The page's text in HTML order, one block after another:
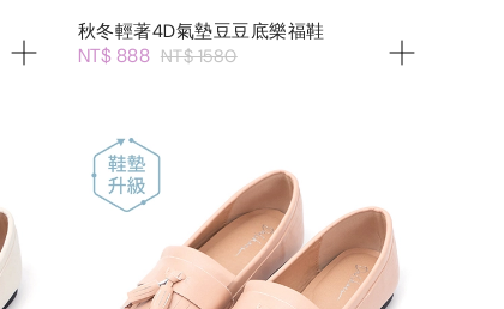
秋冬輕著4D氣墊豆豆底樂福鞋
NT$ 888 NT$ 1580